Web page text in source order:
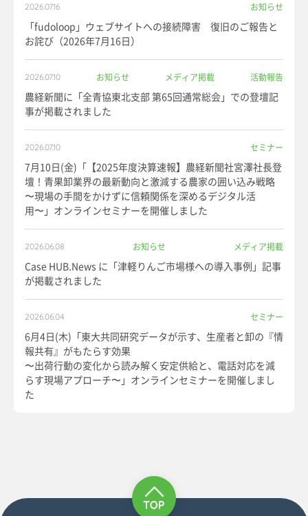
2026.07.16 お知らせ
「fudoloop」ウェブサイトへの接続障害 復旧のご報告と
お詫び（2026年7月16日）
2026.07.10 お知らせ メディア掲載 活動報告
農経新聞に「全青協東北支部 第65回通常総会」での登壇記
事が掲載されました
2026.07.10 セミナー
7月10日(金)「【2025年度決算速報】農経新聞社宮澤社長登
壇！青果卸業界の最新動向と激減する農家の囲い込み戦略
〜現場の手間をかけずに信頼関係を深めるデジタル活
用〜」オンラインセミナーを開催しました
2026.06.08 お知らせ メディア掲載
Case HUB.News に「津軽りんご市場様への導入事例」記事
が掲載されました
2026.06.04 セミナー
6月4日(木)「東大共同研究データが示す、生産者と卸の『情
報共有』がもたらす効果
〜出荷行動の変化から読み解く安定供給と、電話対応を減
らす現場アプローチ〜」オンラインセミナーを開催しまし
た